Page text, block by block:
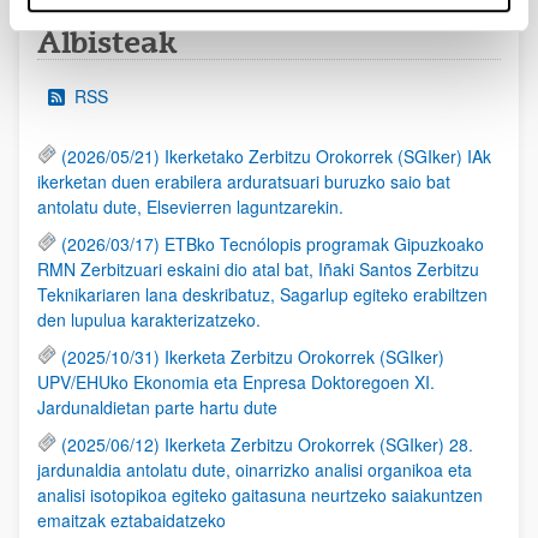
Albisteak
RSS
(2026/05/21) Ikerketako Zerbitzu Orokorrek (SGIker) IAk
ikerketan duen erabilera arduratsuari buruzko saio bat
antolatu dute, Elsevierren laguntzarekin.
(2026/03/17) ETBko Tecnólopis programak Gipuzkoako
RMN Zerbitzuari eskaini dio atal bat, Iñaki Santos Zerbitzu
Teknikariaren lana deskribatuz, Sagarlup egiteko erabiltzen
den lupulua karakterizatzeko.
(2025/10/31) Ikerketa Zerbitzu Orokorrek (SGIker)
UPV/EHUko Ekonomia eta Enpresa Doktoregoen XI.
Jardunaldietan parte hartu dute
(2025/06/12) Ikerketa Zerbitzu Orokorrek (SGIker) 28.
jardunaldia antolatu dute, oinarrizko analisi organikoa eta
analisi isotopikoa egiteko gaitasuna neurtzeko saiakuntzen
emaitzak eztabaidatzeko